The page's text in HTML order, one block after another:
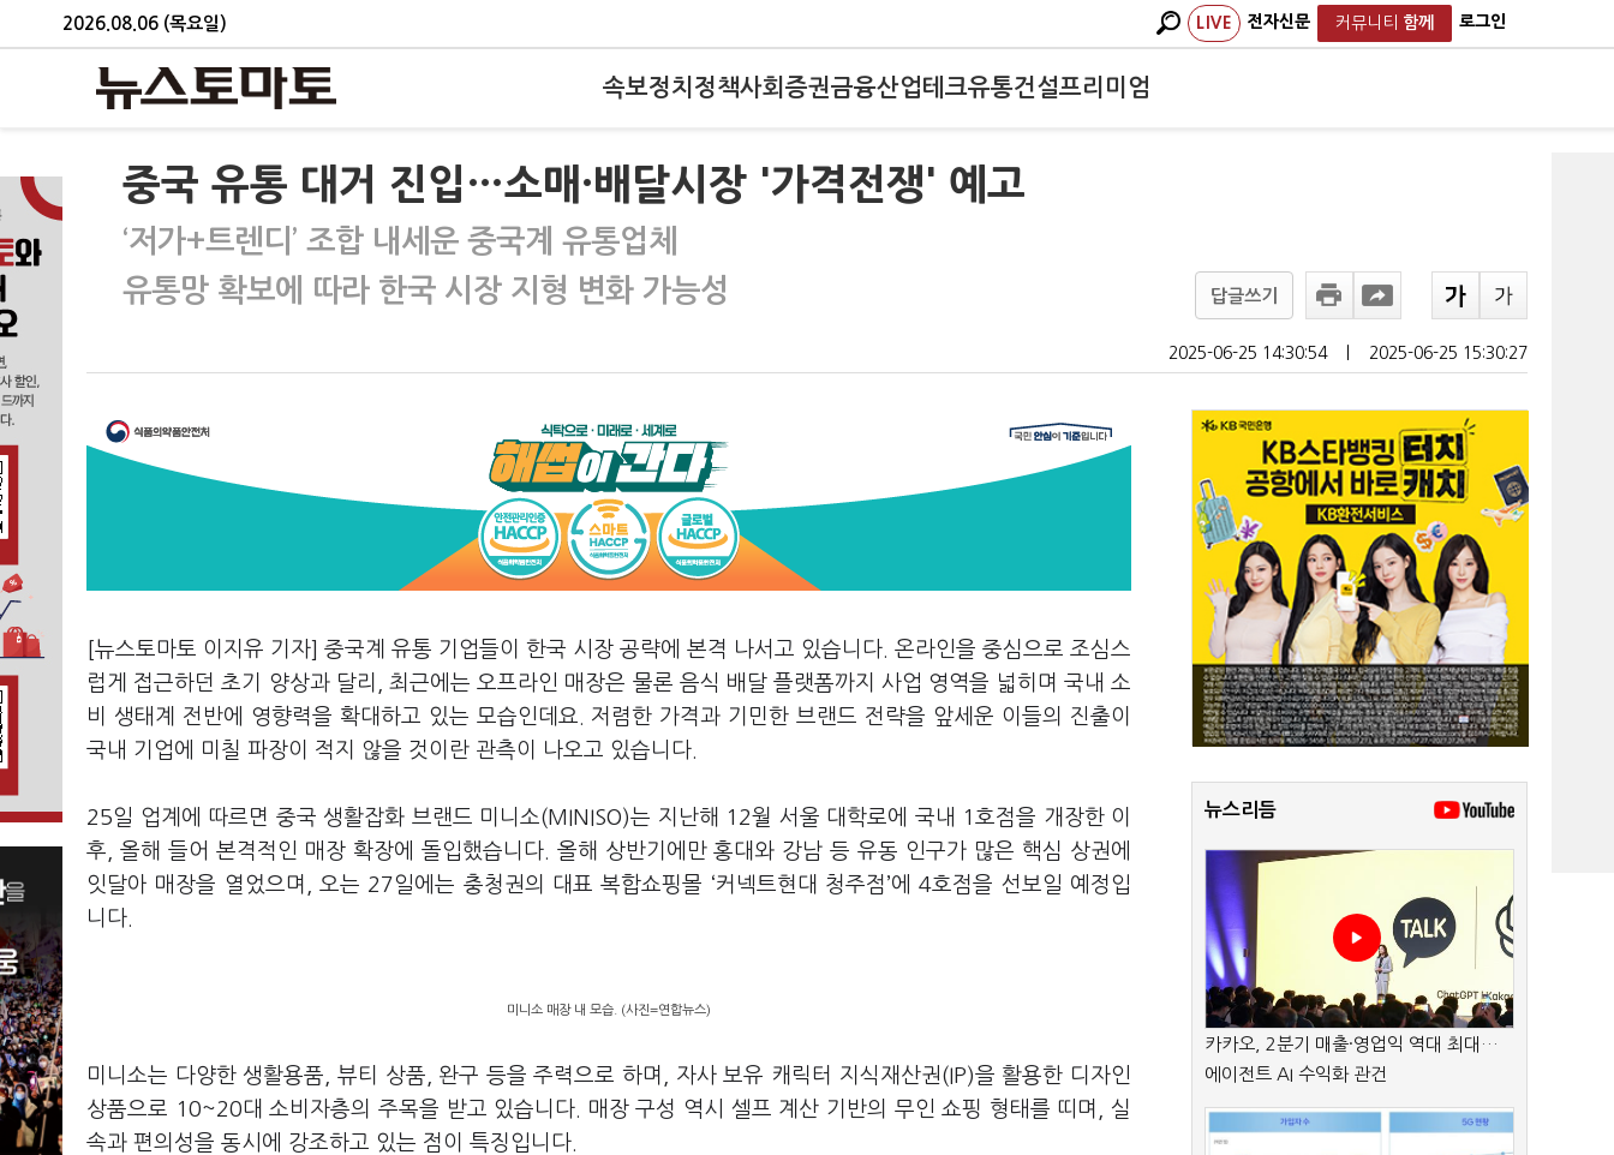
2026.08.06 (목요일) LIVE 전자신문 커뮤니티 함께 로그인
속보정치 정책사회 증권금융산업테크유통건설프리미엄
중국 유통 대거 진입…소매·배달시장 '가격전쟁' 예고
‘저가+트렌디’ 조합 내세운 중국계 유통업체
유통망 확보에 따라 한국 시장 지형 변화 가능성
답글쓰기
2025-06-25 14:30:54 2025-06-25 15:30:27
[뉴스토마토 이지유 기자] 중국계 유통 기업들이 한국 시장 공략에 본격 나서고 있습니다. 온라인을 중심으로 조심스
럽게 접근하던 초기 양상과 달리, 최근에는 오프라인 매장은 물론 음식 배달 플랫폼까지 사업 영역을 넓히며 국내 소
비 생태계 전반에 영향력을 확대하고 있는 모습인데요. 저렴한 가격과 기민한 브랜드 전략을 앞세운 이들의 진출이
국내 기업에 미칠 파장이 적지 않을 것이란 관측이 나오고 있습니다.
25일 업계에 따르면 중국 생활잡화 브랜드 미니소(MINISO)는 지난해 12월 서울 대학로에 국내 1호점을 개장한 이
후, 올해 들어 본격적인 매장 확장에 돌입했습니다. 올해 상반기에만 홍대와 강남 등 유동 인구가 많은 핵심 상권에
잇달아 매장을 열었으며, 오는 27일에는 충청권의 대표 복합쇼핑몰 ‘커넥트현대 청주점’에 4호점을 선보일 예정입
니다.
미니소 매장 내 모습. (사진=연합뉴스)
미니소는 다양한 생활용품, 뷰티 상품, 완구 등을 주력으로 하며, 자사 보유 캐릭터 지식재산권(IP)을 활용한 디자인
상품으로 10~20대 소비자층의 주목을 받고 있습니다. 매장 구성 역시 셀프 계산 기반의 무인 쇼핑 형태를 띠며, 실
속과 편의성을 동시에 강조하고 있는 점이 특징입니다.
뉴스리듬
카카오, 2분기 매출·영업익 역대 최대…
에이전트 AI 수익화 관건